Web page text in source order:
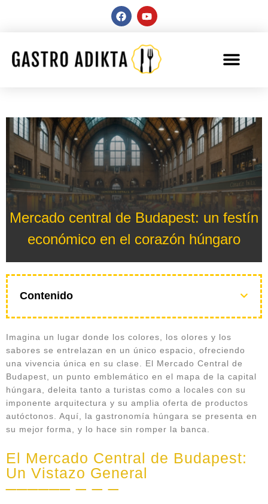
Mercado central de Budapest: un festín
económico en el corazón húngaro
Contenido
Imagina un lugar donde los colores, los olores y los
sabores se entrelazan en un único espacio, ofreciendo
una vivencia única en su clase. El Mercado Central de
Budapest, un punto emblemático en el mapa de la capital
húngara, deleita tanto a turistas como a locales con su
imponente arquitectura y su amplia oferta de productos
autóctonos. Aquí, la gastronomía húngara se presenta en
su mejor forma, y lo hace sin romper la banca.
El Mercado Central de Budapest:
Un Vistazo General